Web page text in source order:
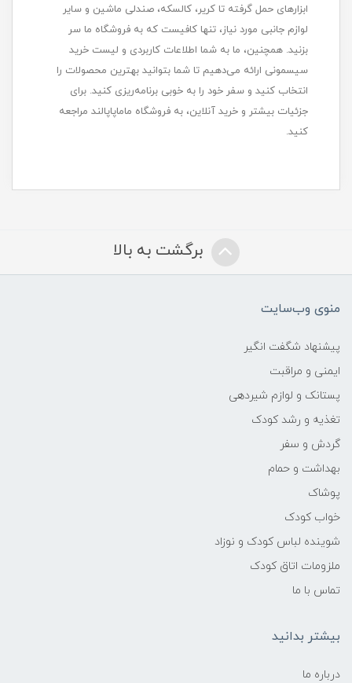
ابزارهای حمل گرفته تا کریر، کالسکه، صندلی ماشین و سایر
لوازم جانبی مورد نیاز، تنها کافیست که به فروشگاه ما سر
بزنید. همچنین، ما به شما اطلاعات کاربردی و لیست خرید
سیسمونی ارائه می‌دهیم تا شما بتوانید بهترین محصولات را
انتخاب کنید و سفر خود را به خوبی برنامه‌ریزی کنید. برای
جزئیات بیشتر و خرید آنلاین، به فروشگاه ماماپاپالند مراجعه
کنید.
برگشت به بالا
منوی وب‌سایت
پیشنهاد شگفت انگیر
ایمنی و مراقبت
پستانک و لوازم شیردهی
تغذیه و رشد کودک
گردش و سفر
بهداشت و حمام
پوشاک
خواب کودک
شوینده لباس کودک و نوزاد
ملزومات اتاق کودک
تماس با ما
بیشتر بدانید
درباره ما